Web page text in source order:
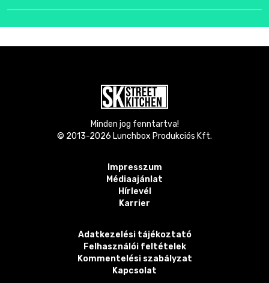
Minden jog fenntartva!
© 2013-2026 Lunchbox Produkciós Kft.
Impresszum
Médiaajánlat
Hírlevél
Karrier
Adatkezelési tájékoztató
Felhasználói feltételek
Kommentelési szabályzat
Kapcsolat